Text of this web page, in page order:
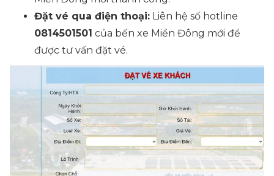
Đặt vé qua điện thoại: Liên hệ số hotline
0814501501 của bến xe Miền Đông mới để
được tư vấn đặt vé.